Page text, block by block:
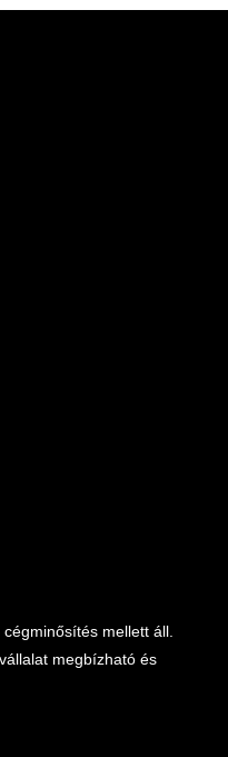
mellett áll.
megbízható és